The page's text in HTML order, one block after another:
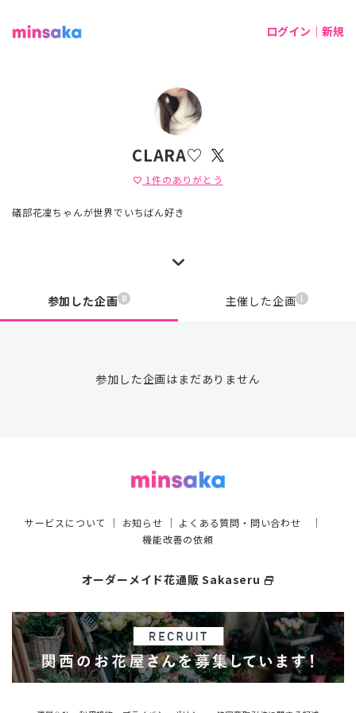
ログイン｜新規
CLARA♡
favorite 1 件のありがとう
礒部花凜ちゃんが世界でいちばん好き
参加した企画 0 主催した企画 1
参加した企画はまだありません
サービスについて ｜ お知らせ ｜ よくある質問・問い合わせ ｜
機能改善の依頼
オーダーメイド花通販 Sakaseru select_window